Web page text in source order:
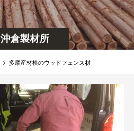
沖倉製材所
多摩産材桧のウッドフェンス材